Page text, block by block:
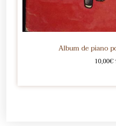
Album de piano
10,00€